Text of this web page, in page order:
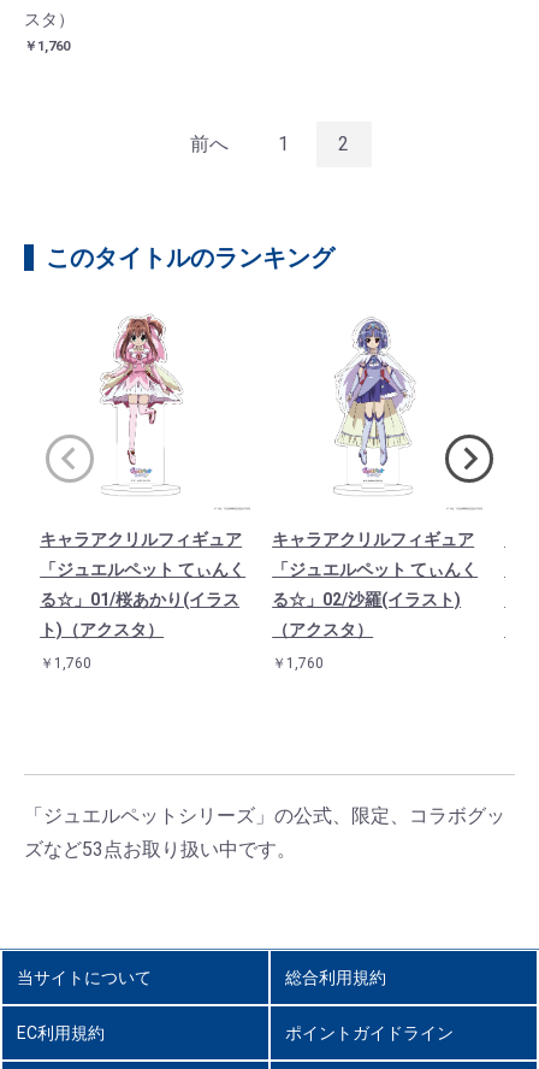
スタ）
￥1,760
前へ 1 2
このタイトルのランキング
キャラアクリルフィギュア
「ジュエルペット てぃんく
る☆」01/桜あかり(イラス
ト)（アクスタ）
￥1,760
キャラアクリルフィギュア
「ジュエルペット てぃんく
る☆」02/沙羅(イラスト)
（アクスタ）
￥1,760
「ジュエルペットシリーズ」の公式、限定、コラボグッ
ズなど53点お取り扱い中です。
当サイトについて 総合利用規約
EC利用規約 ポイントガイドライン